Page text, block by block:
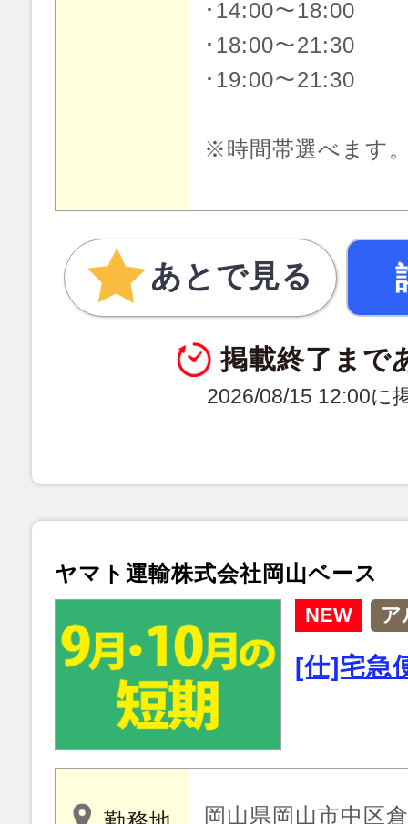
･14:00～18:00
･18:00～21:30
･19:00～21:30
※時間帯選べます
あとで見る
掲載終了まで
2026/08/15 12:00に
ヤマト運輸株式会社岡山ベース
NEW ア
[仕]宅急
岡山県岡山市中区